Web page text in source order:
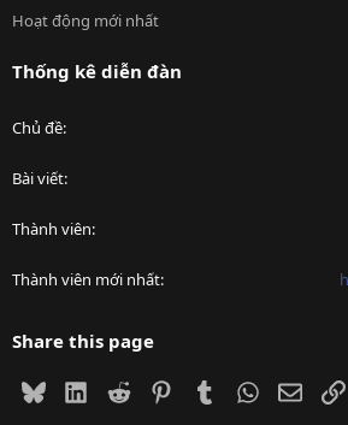
Hoạt động mới nhất
Thống kê diễn đàn
Chủ đề
Bài viết
Thành viên
Thành viên mới nhất
Share this page
BlueskyLinkedIn
Reddit PinterestTumblrWhatsApp
Email